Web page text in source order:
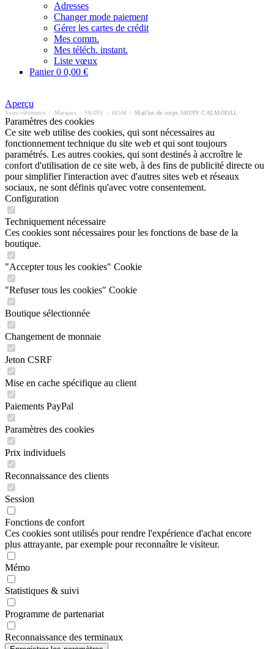
Adresses
Changer mode paiement
Gérer les cartes de crédit
Mes comm.
Mes téléch. instant.
Liste vœux
Panier0 0,00 €
Aperçu
Sous-vêtements Marques SKINY HOM Maillot de corps SKINY CALMODAL
Paramètres des cookies
Ce site web utilise des cookies, qui sont nécessaires au
fonctionnement technique du site web et qui sont toujours
paramétrés. Les autres cookies, qui sont destinés à accroître le
confort d'utilisation de ce site web, à des fins de publicité directe ou
pour simplifier l'interaction avec d'autres sites web et réseaux
sociaux, ne sont définis qu'avec votre consentement.
Configuration
Techniquement nécessaire
Ces cookies sont nécessaires pour les fonctions de base de la
boutique.
"Accepter tous les cookies" Cookie
"Refuser tous les cookies" Cookie
Boutique sélectionnée
Changement de monnaie
Jeton CSRF
Mise en cache spécifique au client
Paiements PayPal
Paramètres des cookies
Prix individuels
Reconnaissance des clients
Session
Fonctions de confort
Ces cookies sont utilisés pour rendre l'expérience d'achat encore
plus attrayante, par exemple pour reconnaître le visiteur.
Mémo
Statistiques & suivi
Programme de partenariat
Reconnaissance des terminaux